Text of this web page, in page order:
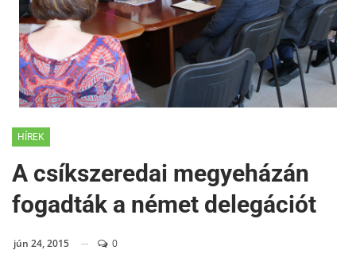
HÍREK
A csíkszeredai megyeházán
fogadták a német delegációt
jún 24, 2015 0